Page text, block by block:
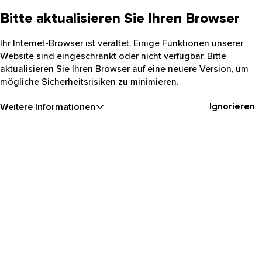
Bitte aktualisieren Sie Ihren Browser
Ihr Internet-Browser ist veraltet. Einige Funktionen unserer
Website sind eingeschränkt oder nicht verfügbar. Bitte
aktualisieren Sie Ihren Browser auf eine neuere Version, um
mögliche Sicherheitsrisiken zu minimieren.
Weitere Informationen Ignorieren